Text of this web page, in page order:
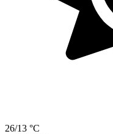
26/13 °C